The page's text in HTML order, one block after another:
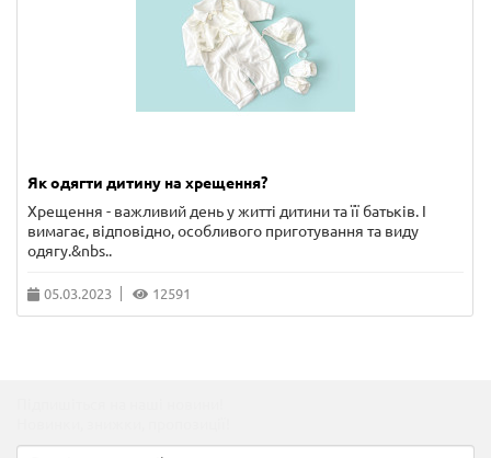
Як одягти дитину на хрещення?
Хрещення - важливий день у житті дитини та її батьків. І
вимагає, відповідно, особливого приготування та виду
одягу.&nbs..
05.03.2023 12591